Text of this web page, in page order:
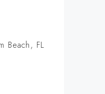
Beach, FL